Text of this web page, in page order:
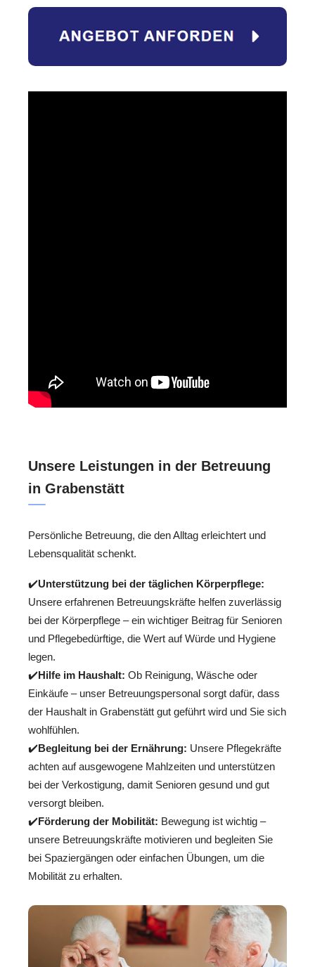
Unsere Leistungen in der Betreuung
in Grabenstätt
Persönliche Betreuung, die den Alltag erleichtert und
Lebensqualität schenkt.
✔️Unterstützung bei der täglichen Körperpflege:
Unsere erfahrenen Betreuungskräfte helfen zuverlässig
bei der Körperpflege – ein wichtiger Beitrag für Senioren
und Pflegebedürftige, die Wert auf Würde und Hygiene
legen.
✔️Hilfe im Haushalt: Ob Reinigung, Wäsche oder
Einkäufe – unser Betreuungspersonal sorgt dafür, dass
der Haushalt in Grabenstätt gut geführt wird und Sie sich
wohlfühlen.
✔️Begleitung bei der Ernährung: Unsere Pflegekräfte
achten auf ausgewogene Mahlzeiten und unterstützen
bei der Verkostigung, damit Senioren gesund und gut
versorgt bleiben.
✔️Förderung der Mobilität: Bewegung ist wichtig –
unsere Betreuungskräfte motivieren und begleiten Sie
bei Spaziergängen oder einfachen Übungen, um die
Mobilität zu erhalten.